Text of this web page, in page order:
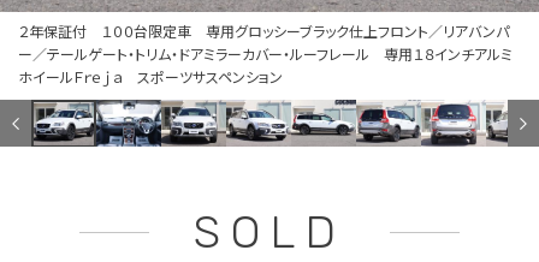
２年保証付 １００台限定車 専用グロッシーブラック仕上フロント／リアバンパ
ー／テールゲート・トリム・ドアミラーカバー・ルーフレール 専用１８インチアルミ
ホイールＦｒｅｊａ スポーツサスペンション
SOLD